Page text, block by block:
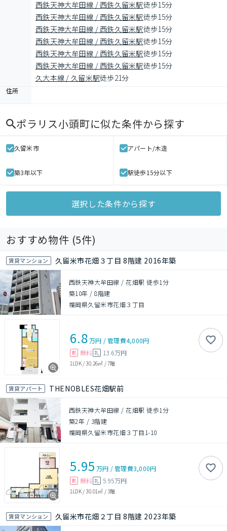
西鉄天神大牟田線 / 西鉄久留米駅徒歩15分
西鉄天神大牟田線 / 西鉄久留米駅徒歩15分
西鉄天神大牟田線 / 西鉄久留米駅徒歩15分
西鉄天神大牟田線 / 西鉄久留米駅徒歩15分
西鉄天神大牟田線 / 西鉄久留米駅徒歩15分
西鉄天神大牟田線 / 西鉄久留米駅徒歩15分
久大本線 / 久留米駅徒歩21分
住所
ポラリス小頭町に似た条件から探す
久留米市 アパート/木造
築3年以下 駅徒歩15分以下
選択した条件から探す
おすすめ物件 (5件)
賃貸マンション 久留米市花畑３丁目 8階建 2016年築
西鉄天神大牟田線 / 花畑駅 徒歩1分
築10年 /8階建
福岡県久留米市花畑３丁目
6.8万円 /管理費4,000円
敷 無料 礼 13.6万円
1LDK/30.26㎡ /7階
賃貸アパート THENOBLES花畑駅前
西鉄天神大牟田線 / 花畑駅 徒歩1分
築2年 / 3階建
福岡県久留米市花畑３丁目1-10
5.95 万円 /管理費3,000円
敷 無料 礼 5.95万円
1LDK/30.01㎡ /3階
賃貸マンション 久留米市花畑２丁目 8階建 2023年築